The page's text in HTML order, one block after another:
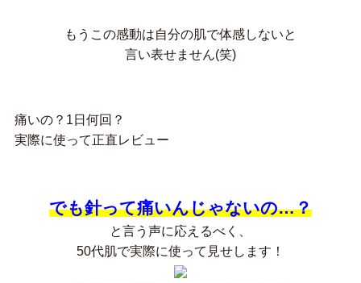
もうこの感動は自分の肌で体感しないと
言い表せません(笑)
痛いの？1日何回？
実際に使って正直レビュー
でも針って痛いんじゃないの…？
と言う声に応えるべく、
50代肌で実際に使って見せします！